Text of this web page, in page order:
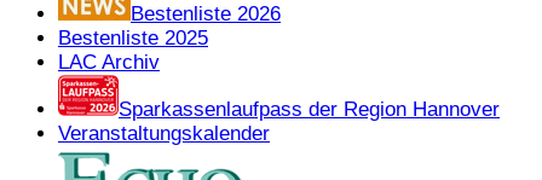
Bestenliste 2026
Bestenliste 2025
LAC Archiv
Sparkassenlaufpass der Region Hannover
Veranstaltungskalender